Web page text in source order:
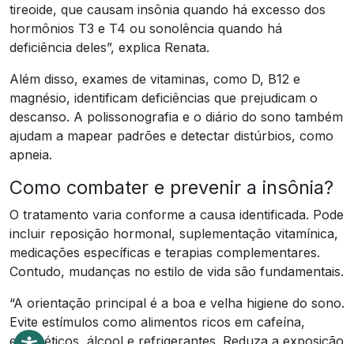
tireoide, que causam insônia quando há excesso dos
hormônios T3 e T4 ou sonolência quando há
deficiência deles”, explica Renata.
Além disso, exames de vitaminas, como D, B12 e
magnésio, identificam deficiências que prejudicam o
descanso. A polissonografia e o diário do sono também
ajudam a mapear padrões e detectar distúrbios, como
apneia.
Como combater e prevenir a insônia?
O tratamento varia conforme a causa identificada. Pode
incluir reposição hormonal, suplementação vitamínica,
medicações específicas e terapias complementares.
Contudo, mudanças no estilo de vida são fundamentais.
“A orientação principal é a boa e velha higiene do sono.
Evite estímulos como alimentos ricos em cafeína,
energéticos, álcool e refrigerantes. Reduza a exposição